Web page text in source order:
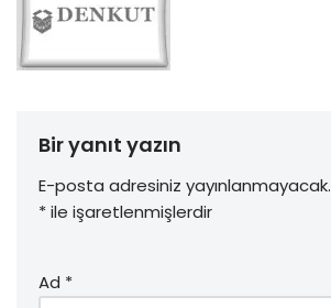
Bir yanıt yazın
E-posta adresiniz yayınlanmayacak.
*ile işaretlenmişlerdir
Ad *